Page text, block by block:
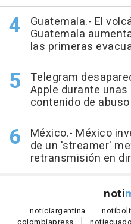
Guatemala.- El
Guatemala
las primeras
Telegram
Apple durante
contenido de
México.- México
de un 'streamer'
retransmisión en
noti
noticiargentina noti